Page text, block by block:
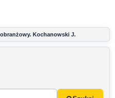
Kochanowski J.